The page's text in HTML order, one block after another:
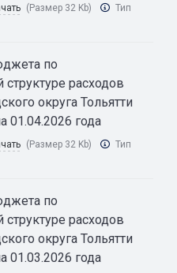
(Размер 32 Kb)
Тип
по
расходов
округа Тольятти
01.04.2026 года
(Размер 32 Kb)
Тип
по
расходов
округа Тольятти
01.03.2026 года